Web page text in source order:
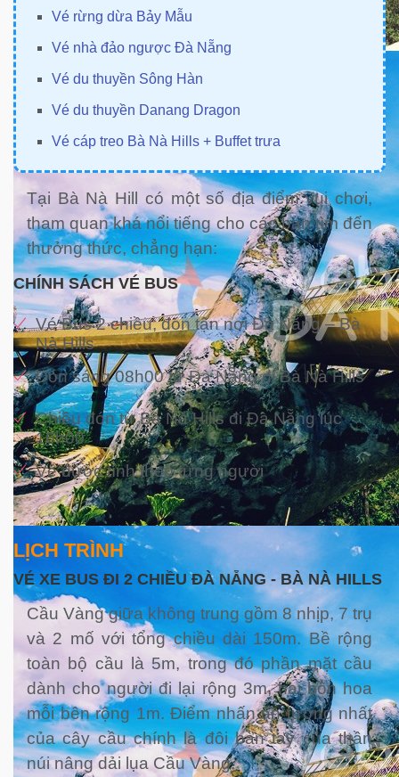
Vé rừng dừa Bảy Mẫu
Vé nhà đảo ngược Đà Nẵng
Vé du thuyền Sông Hàn
Vé du thuyền Danang Dragon
Vé cáp treo Bà Nà Hills + Buffet trưa
Tại Bà Nà Hill có một số địa điểm vui chơi,
tham quan khá nổi tiếng cho các bạn tìm đến
thưởng thức, chẳng hạn:
CHÍNH SÁCH VÉ BUS
Vé Bus 2 chiều, đón tận nơi Đà Nẵng – Bà
Nà Hills
Đón sáng 08h00 từ Đà Nẵng đi Bà Nà Hills
Chiều đón từ Bà Nà Hills đi Đà Nẵng lúc
16h00
Vé được tính theo từng người
LỊCH TRÌNH
VÉ XE BUS ĐI 2 CHIỀU ĐÀ NẴNG - BÀ NÀ HILLS
Cầu Vàng giữa không trung gồm 8 nhịp, 7 trụ
và 2 mố với tổng chiều dài 150m. Bề rộng
toàn bộ cầu là 5m, trong đó phần mặt cầu
dành cho người đi lại rộng 3m, hai bồn hoa
mỗi bên rộng 1m. Điểm nhấn ấn tượng nhất
của cây cầu chính là đôi bàn tay của thần
núi nâng dải lụa Cầu Vàng.